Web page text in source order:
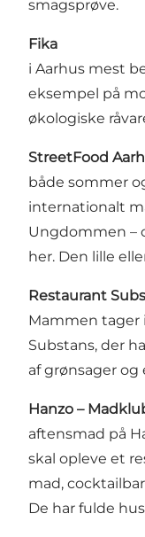
smagsprøve.
Fika En
i Aarhus mest
eksempel på
økologiske
StreetFood
både sommer
internationalt
Ungdommen –
her. Den lille
Restaurant
Mammen tager
Substans, der
af grønsager
Hanzo –
aftensmad på
skal opleve et
mad,
De har fulde